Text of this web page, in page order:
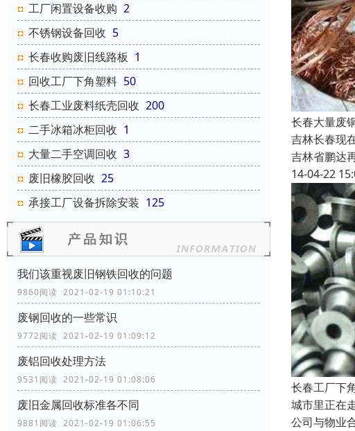
工厂闲置设备收购 2
不锈钢设备回收 5
长春收购废旧线路板 1
回收工厂下角塑料 50
长春工业废料纸壳回收 200
二手冰箱冰柜回收 1
大量二手空调回收 3
废旧橡胶回收 25
承接工厂设备拆除安装 125
我们该重视废旧钢铁回收的问题
9860阅读 2021-02-19 01:10:21
废钢回收的一些常识
9772阅读 2021-02-19 01:09:12
废铝回收处理方法
9531阅读 2021-02-19 01:08:06
废旧金属回收标准各不同
9881阅读 2021-02-19 01:06:55
长春大量废
吉林长春现
吉林省鹏达
14-04-22
长春工厂下
城市里正在
公司与物业